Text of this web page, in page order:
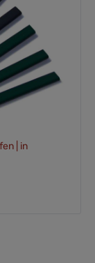
| in